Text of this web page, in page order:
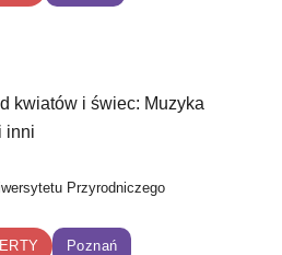
kwiatów i świec: Muzyka
inni
Przyrodniczego
Poznań